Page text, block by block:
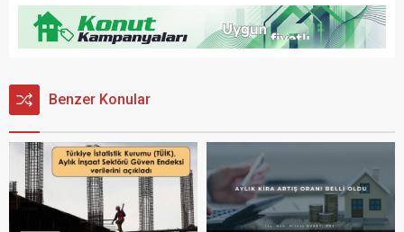
Benzer Konular